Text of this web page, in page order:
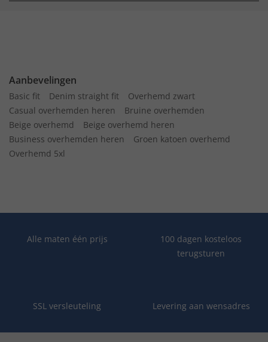
Aanbevelingen
Basic fit Denim straight fit
Overhemd zwart
Casual overhemden heren
Bruine overhemden
Beige overhemd
Beige overhemd heren
Business overhemden heren
Groen katoen overhemd
Overhemd 5xl
Alle maten één prijs
100 dagen kosteloos
terugsturen
SSL versleuteling Levering aan wensadres